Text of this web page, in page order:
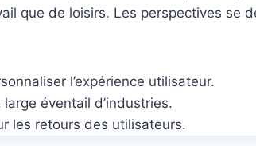
que de loisirs. Les perspectives
l’expérience utilisateur.
éventail d’industries.
les retours des utilisateurs.